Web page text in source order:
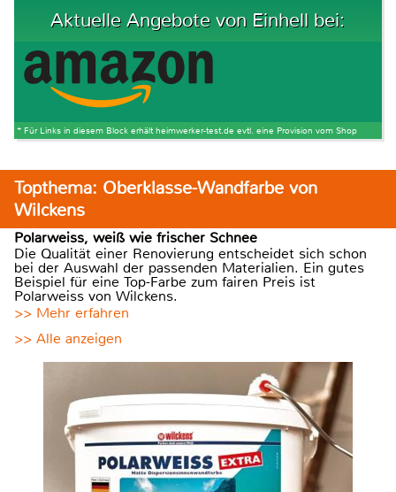
Aktuelle Angebote von Einhell bei:
* Für Links in diesem Block erhält heimwerker-test.de evtl. eine Provision vom Shop
Topthema: Oberklasse-Wandfarbe von
Wilckens
Polarweiss, weiß wie frischer Schnee
Die Qualität einer Renovierung entscheidet sich schon
bei der Auswahl der passenden Materialien. Ein gutes
Beispiel für eine Top-Farbe zum fairen Preis ist
Polarweiss von Wilckens.
>> Mehr erfahren
>> Alle anzeigen